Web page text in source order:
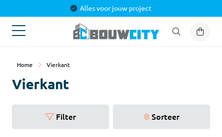
Alles voor jouw project
Home Vierkant
Vierkant
Filter Sorteer